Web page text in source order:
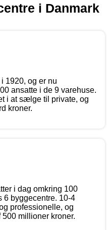
i Danmark
1920, og er nu
ansatte i de 9 varehuse.
i at sælge til private, og
kroner.
i dag omkring 100
6 byggecentre. 10-4
professionelle, og
millioner kroner.